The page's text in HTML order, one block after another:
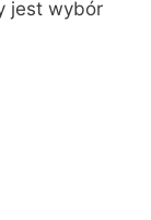
jest wybór